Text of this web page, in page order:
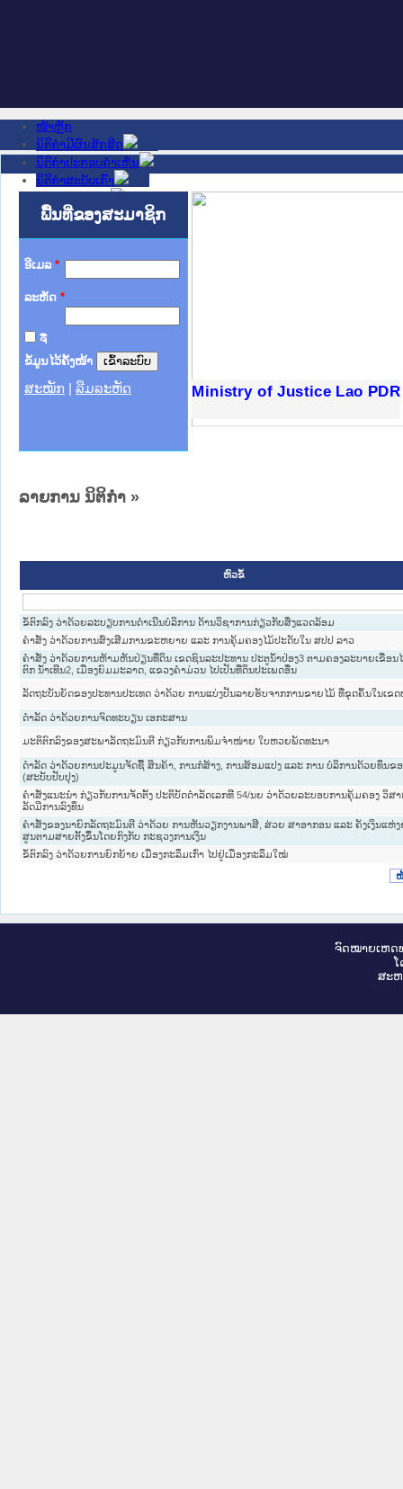
ໜ້າຫຼັກ
ນິຕິກໍາມີຜົນສັກສິດ
ນິຕິກໍາປະກອບຄໍາເຫັນ
ນິຕິກໍາສະບັບເກົ່າ
ເວັບໄຊອື່ນໆ
ຊ່ວຍເຫຼືອ
ພື້ນທີ່ຂອງສະມາຊິກ
ອີເມລ *
ລະຫັດ *
ຈື່
ຂໍ້ມູນໄວ້ຄັ້ງໜ້າ
ສະໝັກ ລືມລະຫັດ Ministry of Justice Lao PDR
ດທາງລັດຖະການ ໃຫ້ຜູ້
ຕິບັດວຽກງານຈົດໝາຍເຫດ
ດໝາຍເຫດທາງລັດຖະການ
ດໝາຍເຫດທາງລັດຖະການ
ວັບໄຊຈົດໝາຍເຫດທາງ
ວັບໄຊຈົດໝາຍເຫດທາງ
ດຖະການໃຫ້ຜູ້ປະສານງານ
ດທາງລັດຖະການ ໃຫ້ຜູ້
ລາຍການ ນິຕິກໍາ »
ຫົວຂໍ້
ຂໍ້ຕົກລົງ ວ່າດ້ວຍລະບຽບການດຳເນີນບໍລິການ ດ້ານວິຊາການກ່ຽວກັບສິ່ງແວດລ້ອມ
ຄຳສັ່ງ ວ່າດ້ວຍການສົ່ງເສີມການຂະຫຍາຍ ແລະ ການຄຸ້ມຄອງໄມ້ປະດັບໃນ ສປປ ລາວ
ຄຳສັ່ງ ວ່າດ້ວຍການຫ້າມຫັນປ່ຽນທີ່ດິນ ເຂດຊົນລະປະທານ ປະຕູນ້ຳປ່ອງ3 ຕາມຄອງລະບາຍເຂື່ອນ
ຕົກ ນ້ຳເທີນ2, ເມືອງຍົມມະລາດ, ແຂວງຄຳມ່ວນ ໄປເປັນທີ່ດິນປະເພດອື່ນ
ລັດຖະບັນຍັດຂອງປະທານປະເທດ ວ່າດ້ວຍ ການແບ່ງປັນລາຍຮັບຈາກການຂາຍໄມ້ ທີ່ຂຸດຄົ້ນໃນເຂ
ດຳລັດ ວ່າດ້ວຍການຈົດທະບຽນ ເອກະສານ
ມະຕິຕົກລົງຂອງສະພາລັດຖະມົນຕີ ກ່ຽວກັບການພິມຈຳໜ່າຍ ໃບຫວຍພັດທະນາ
ດຳລັດ ວ່າດ້ວຍການປະມູນຈັດຊື້ ສິນຄ້າ, ການກໍ່ສ້າງ, ການສ້ອມແປງ ແລະ ການ ບໍລິການດ້ວຍທຶນຂ
(ສະບັບປັບປຸງ)
ຄຳສັ່ງແນະນຳ ກ່ຽວກັບການຈັດຕັ້ງ ປະຕິບັດດຳລັດເລກທີ 54/ນຍ ວ່າດ້ວຍລະບອບການຄຸ້ມຄອງ ວິສ
ລັດມີການລົງທຶນ
ຄຳສັ່ງຂອງນາຍົກລັດຖະມົນຕີ ວ່າດ້ວຍ ການຫັນວຽກງານພາສີ, ສ່ວຍ ສາອາກອນ ແລະ ຄັງເງິນແຫ່
ສູນຕາມສາຍຕັ້ງຂຶ້ນໂດຍກົງກັບ ກະຊວງການເງິນ
ຂໍ້ຕົກລົງ ວ່າດ້ວຍການຍົກຍ້າຍ ເມືອງກະລຶມເກົ່າ ໄປຢູ່ເມືອງກະລຶມໃໝ່
ຈົດ​ໝາຍ​ເຫດ​
ໂ
ສະ​ຫ